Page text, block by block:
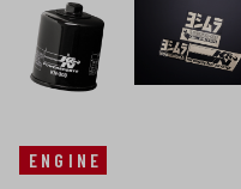
ENGINE